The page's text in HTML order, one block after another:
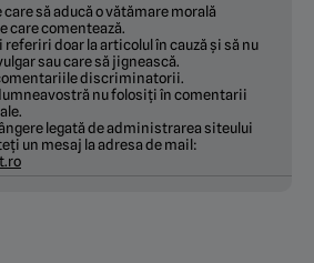
să aducă o vătămare morală
care comentează.
referiri doar la articolul în cauză și să nu
sau care să jignească.
discriminatorii.
nu folosiți în comentarii
legată de administrarea siteului
un mesaj la adresa de mail: